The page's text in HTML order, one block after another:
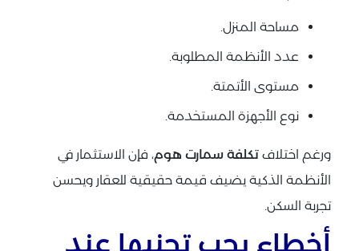
مساحة المنزل.
عدد الأنظمة المطلوبة.
مستوى الأتمتة.
نوع الأجهزة المستخدمة.
ورغم اختلاف تكلفة سمارت هوم، فإن الاستثمار في
الأنظمة الذكية يضيف قيمة حقيقية للعقار ويحسن
تجربة السكن.
أخطاء يجب تجنبها عند